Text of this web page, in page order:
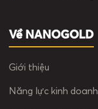
Về NANOGOLD
Giới thiệu
Năng lực kinh doanh